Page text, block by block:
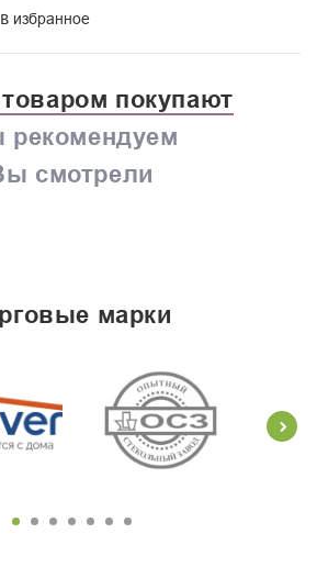
В избранное
покупают
смотрели
марки